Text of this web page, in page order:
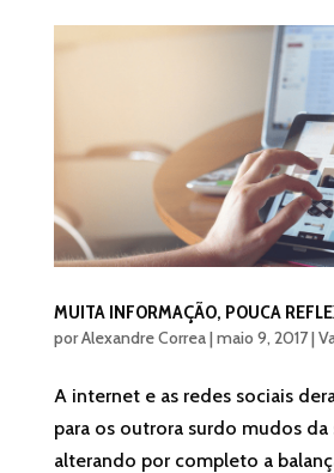
MUITA INFORMAÇÃO, POUCA
porAlexandre Correa|maio 9, 2017|
A internet e as redes sociais
para os outrora surdo mudos da
alterando por completo a